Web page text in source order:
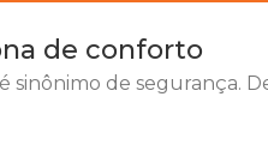
de conforto
sinônimo de segurança.